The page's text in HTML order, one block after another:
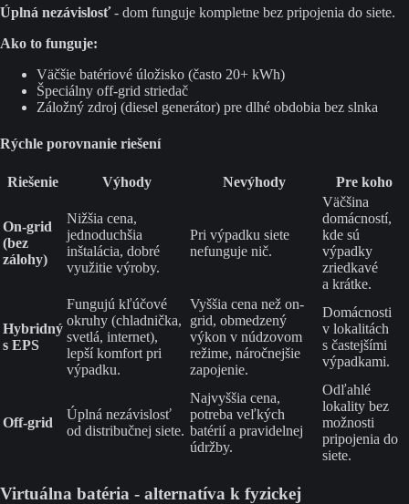
Úplná nezávislosť- dom funguje kompletne bez pripojenia do siete.
Ako to funguje:
Väčšie batériové úložisko (často 20+ kWh)
Špeciálny off-grid striedač
Záložný zdroj (diesel generátor) pre dlhé obdobia bez slnka
Rýchle porovnanie riešení
Riešenie Výhody Nevýhody Pre koho
On-grid
(bez
zálohy)
Nižšia cena,
jednoduchšia
inštalácia, dobré
využitie výroby.
Pri výpadku siete
nefunguje nič.
Väčšina
domácností,
kde sú
výpadky
zriedkavé
a krátke.
Hybridný
s EPS
Fungujú kľúčové
okruhy (chladnička,
svetlá, internet),
lepší komfort pri
výpadku.
Vyššia cena než on-
grid, obmedzený
výkon v núdzovom
režime, náročnejšie
zapojenie.
Domácnosti
v lokalitách
s častejšími
výpadkami.
Off-grid
Úplná nezávislosť
od distribučnej siete.
Najvyššia cena,
potreba veľkých
batérií a pravidelnej
údržby.
Odľahlé
lokality bez
možnosti
pripojenia do
siete.
Virtuálna batéria - alternatíva k fyzickej